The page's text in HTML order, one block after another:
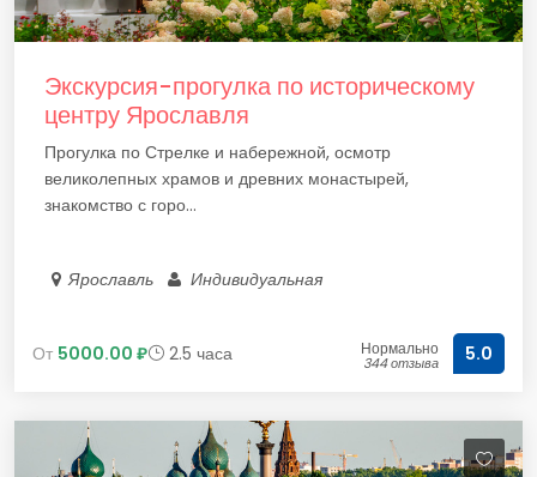
Экскурсия-прогулка по историческому
центру Ярославля
Прогулка по Стрелке и набережной, осмотр
великолепных храмов и древних монастырей,
знакомство с горо...
Ярославль Индивидуальная
От 5000.00 ₽ 2.5 часа Нормально
344 отзыва 5.0